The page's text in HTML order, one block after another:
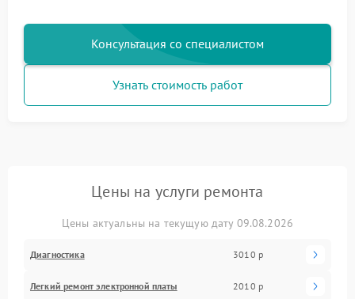
Консультация со специалистом
Узнать стоимость работ
Цены на услуги ремонта
Цены актуальны на текущую дату 09.08.2026
Диагностика 3010 р
Легкий ремонт электронной платы 2010 р